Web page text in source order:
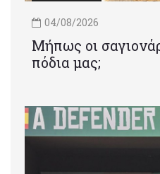
04/08/2026
Μήπως οι
πόδια μας;